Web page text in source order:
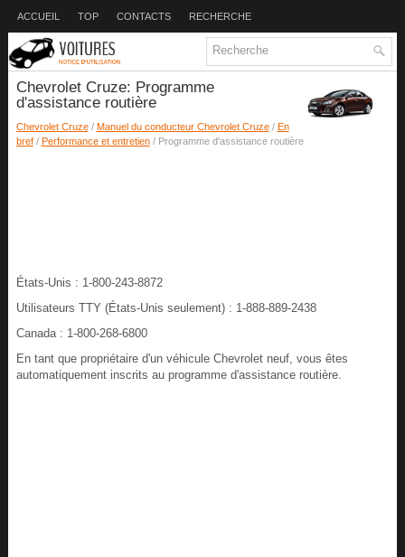
ACCUEIL TOP CONTACTS RECHERCHE
Chevrolet Cruze: Programme
d'assistance routière
Chevrolet Cruze/ Manuel du conducteur Chevrolet Cruze/ En
bref/ Performance et entretien/ Programme d'assistance routière
États-Unis : 1-800-243-8872
Utilisateurs TTY (États-Unis seulement) : 1-888-889-2438
Canada : 1-800-268-6800
En tant que propriétaire d'un véhicule Chevrolet neuf, vous êtes
automatiquement inscrits au programme d'assistance routière.